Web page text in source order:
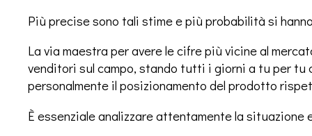
Più precise sono tali stime e più probabilità si
La via maestra per avere le cifre più vicine al
venditori sul campo, stando tutti i giorni a tu per tu
personalmente il posizionamento del prodotto
È essenziale analizzare attentamente la situazione